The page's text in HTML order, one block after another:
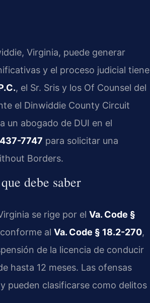
Virginia, puede generar
y el proceso judicial tiene
, el Sr. Sris y los Of Counsel del
el Dinwiddie County Circuit
un abogado de DUI en el
7747 para solicitar una
Borders.
debe saber
se rige por el Va. Code §
al Va. Code § 18.2-270,
de la licencia de conducir
hasta 12 meses. Las ofensas
pueden clasificarse como delitos